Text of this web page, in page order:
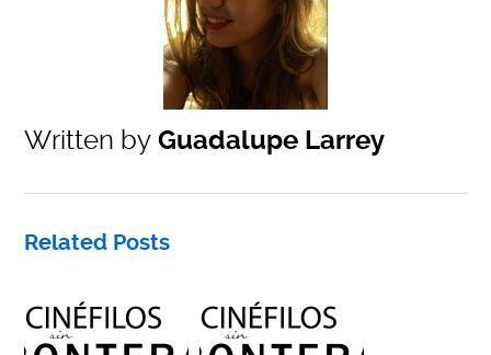
Written by Guadalupe Larrey
Related Posts